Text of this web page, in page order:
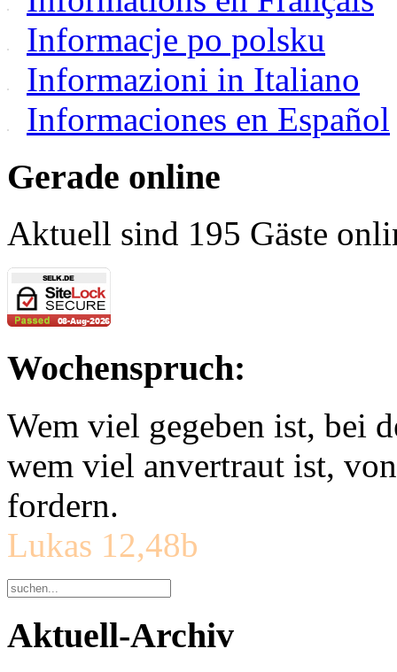
Informacje po polsku
Informazioni in Italiano
Informaciones en Español
Gerade online
Aktuell sind 195 Gäste
Wochenspruch:
Wem viel gegeben ist, bei
wem viel anvertraut ist,
fordern.
Lukas 12,48b
Aktuell-Archiv